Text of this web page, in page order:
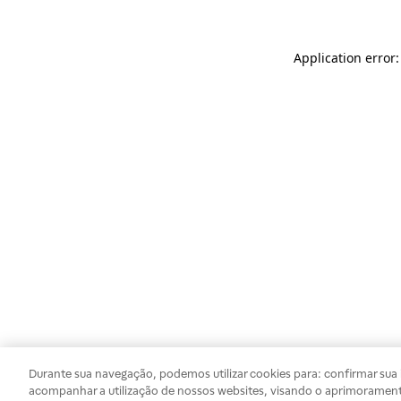
Application
Durante sua navegação, podemos utilizar cookies para: confirmar
acompanhar a utilização de nossos websites, visando o